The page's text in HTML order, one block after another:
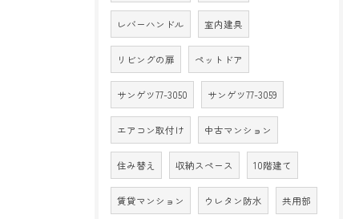
レバーハンドル 室内建具
リビングの扉 ペットドア
サンゲツ77-3050 サンゲツ77-3059
エアコン取付け 中古マンション
住み替え 収納スペース 10階建て
賃貸マンション ウレタン防水 共用部